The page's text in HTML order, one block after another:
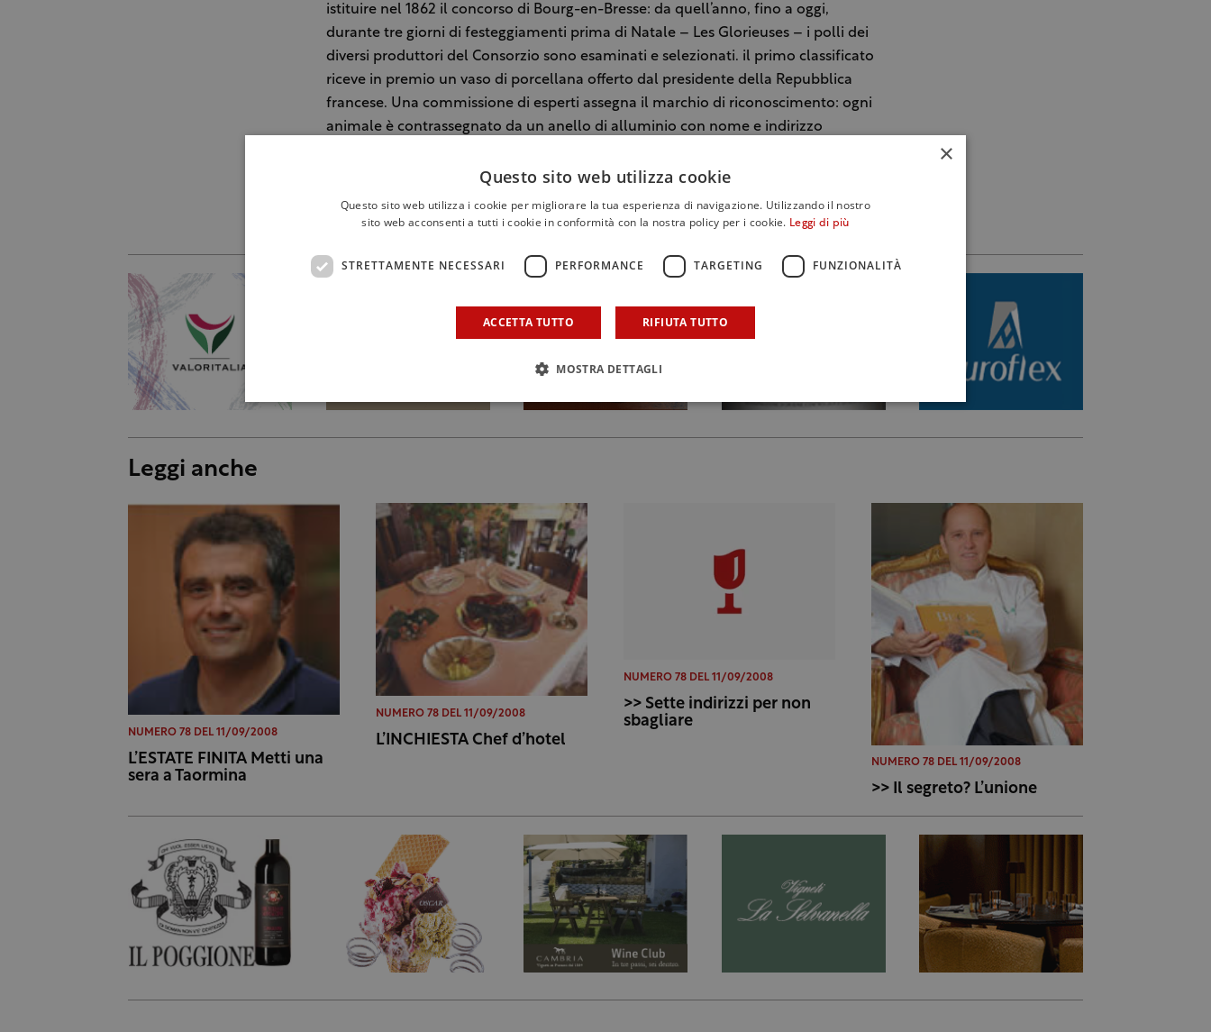
istituire nel 1862 il concorso di Bourg-en-Bresse: da quell’anno, fino a oggi,
durante tre giorni di festeggiamenti prima di Natale – Les Glorieuses – i polli dei
diversi produttori del Consorzio sono esaminati e selezionati. il primo classificato
riceve in premio un vaso di porcellana offerto dal presidente della Repubblica
francese. Una commissione di esperti assegna il marchio di riconoscimento: ogni
animale è contrassegnato da un anello di alluminio con nome e indirizzo
della gastronomia avicola.
Leggi anche
NUMERO 78 DEL 11/09/2008
L’ESTATE FINITA Metti una
sera a Taormina
NUMERO 78 DEL 11/09/2008
L’INCHIESTA Chef d’hotel
NUMERO 78 DEL 11/09/2008
>> Sette indirizzi per non
sbagliare
NUMERO 78 DEL 11/09/2008
>> Il segreto? L’unione
×
Questo sito web utilizza cookie
Questo sito web utilizza i cookie per migliorare la tua esperienza di navigazione. Utilizzando il nostro
sito web acconsenti a tutti i cookie in conformità con la nostra policy per i cookie. Leggi di più
STRETTAMENTE NECESSARI PERFORMANCE TARGETING FUNZIONALITÀ
ACCETTA TUTTO RIFIUTA TUTTO
MOSTRA DETTAGLI